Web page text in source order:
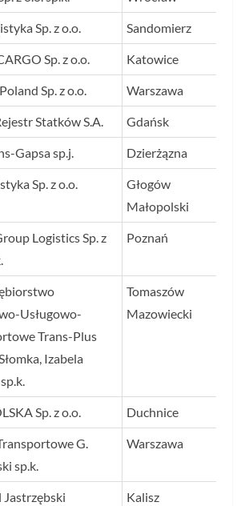
Sp. z o.o. Sandomierz
Sp. z o.o. Katowice
Sp. z o.o. Warszawa
Statków S.A. Gdańsk
Gapsa sp.j. Dzierżązna
Sp. z o.o.
Głogów
Małopolski
Logistics Sp. z
Poznań
Usługowo-
Trans-Plus
Izabela
Tomaszów
Mazowiecki
Sp. z o.o. Duchnice
G.
sp.k.
Warszawa
Kalisz